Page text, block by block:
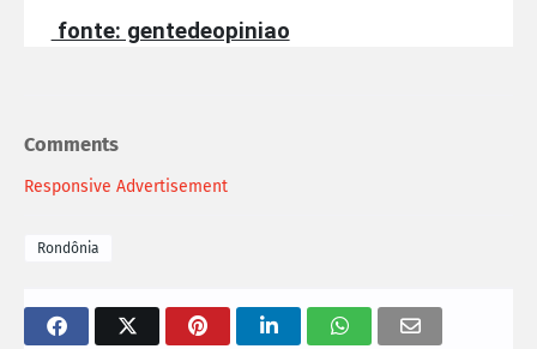
fonte: gentedeopiniao
Comments
Responsive Advertisement
Rondônia